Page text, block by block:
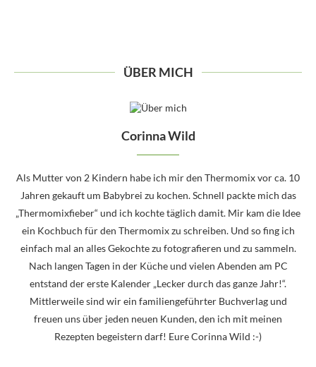
ÜBER MICH
Corinna Wild
Als Mutter von 2 Kindern habe ich mir den Thermomix vor ca. 10
Jahren gekauft um Babybrei zu kochen. Schnell packte mich das
„Thermomixfieber“ und ich kochte täglich damit. Mir kam die Idee
ein Kochbuch für den Thermomix zu schreiben. Und so fing ich
einfach mal an alles Gekochte zu fotografieren und zu sammeln.
Nach langen Tagen in der Küche und vielen Abenden am PC
entstand der erste Kalender „Lecker durch das ganze Jahr!“.
Mittlerweile sind wir ein familiengeführter Buchverlag und
freuen uns über jeden neuen Kunden, den ich mit meinen
Rezepten begeistern darf! Eure Corinna Wild :-)